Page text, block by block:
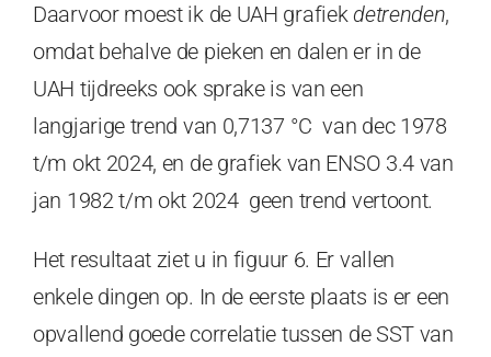
Daarvoor moest ik de UAH grafiekdetrenden,
omdat behalve de pieken en dalen er in de
UAH tijdreeks ook sprake is van een
langjarige trend van 0,7137 °C van dec 1978
t/m okt 2024, en de grafiek van ENSO 3.4 van
jan 1982 t/m okt 2024 geen trend vertoont.
Het resultaat ziet u in figuur 6. Er vallen
enkele dingen op. In de eerste plaats is er een
opvallend goede correlatie tussen de SST van